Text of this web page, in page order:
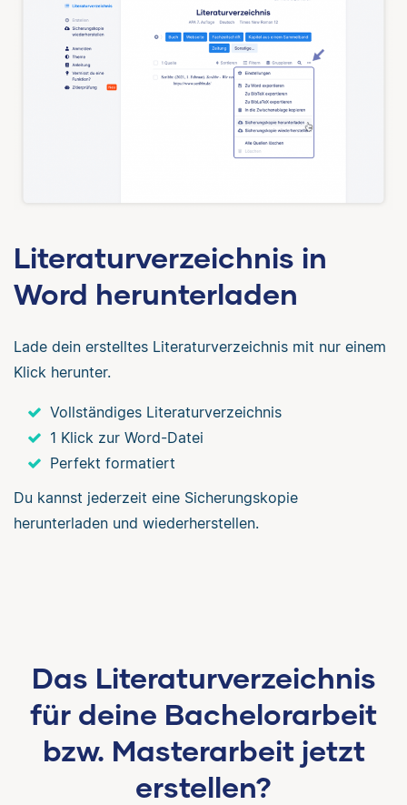
Literaturverzeichnis in
Word herunterladen
Lade dein erstelltes Literaturverzeichnis mit nur einem
Klick herunter.
Vollständiges Literaturverzeichnis
1 Klick zur Word-Datei
Perfekt formatiert
Du kannst jederzeit eine Sicherungskopie
herunterladen und wiederherstellen.
Das Literaturverzeichnis
für deine Bachelorarbeit
bzw. Masterarbeit jetzt
erstellen?